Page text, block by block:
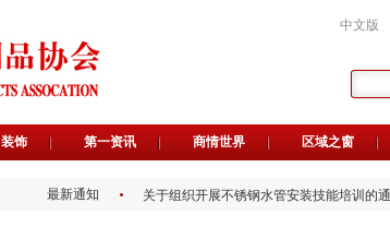
中文版
装饰 第一资讯 商情世界 区域之窗
最新通知
关于举办2026第二届广东不锈钢品牌质量
关于组织开展不锈钢水管安装技能培训的